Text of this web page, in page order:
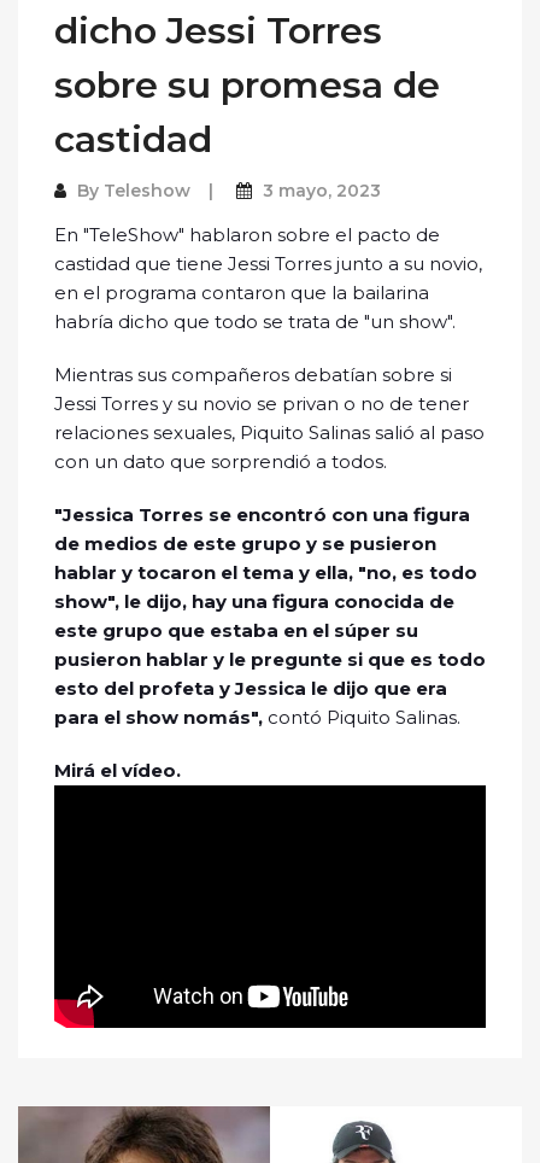
dicho Jessi Torres
sobre su promesa de
castidad
By Teleshow 3 mayo, 2023
En "TeleShow" hablaron sobre el pacto de
castidad que tiene Jessi Torres junto a su novio,
en el programa contaron que la bailarina
habría dicho que todo se trata de "un show".
Mientras sus compañeros debatían sobre si
Jessi Torres y su novio se privan o no de tener
relaciones sexuales, Piquito Salinas salió al paso
con un dato que sorprendió a todos.
"Jessica Torres se encontró con una figura
de medios de este grupo y se pusieron
hablar y tocaron el tema y ella, "no, es todo
show", le dijo, hay una figura conocida de
este grupo que estaba en el súper su
pusieron hablar y le pregunte si que es todo
esto del profeta y Jessica le dijo que era
para el show nomás", contó Piquito Salinas.
Mirá el vídeo.